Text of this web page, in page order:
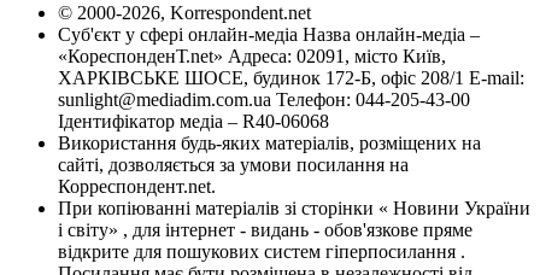
© 2000-2026, Korrespondent.net
Суб'єкт у сфері онлайн-медіа Назва онлайн-медіа –
«КореспонденТ.net» Адреса: 02091, місто Київ,
ХАРКІВСЬКЕ ШОСЕ, будинок 172-Б, офіс 208/1 E-mail:
sunlight@mediadim.com.ua Телефон: 044-205-43-00
Ідентифікатор медіа – R40-06068
Використання будь-яких матеріалів, розміщених на
сайті, дозволяється за умови посилання на
Корреспондент.net.
При копіюванні матеріалів зі сторінки « Новини України
і світу» , для інтернет - видань - обов'язкове пряме
відкрите для пошукових систем гіперпосилання .